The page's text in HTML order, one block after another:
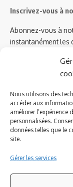
Nous utilisons des
accéder aux
améliorer
personnalisées.
données telles que le
site.
Gérer les services
Inscrivez-vous à
Abonnez-vous à
instantanément les
Azinat.com TV